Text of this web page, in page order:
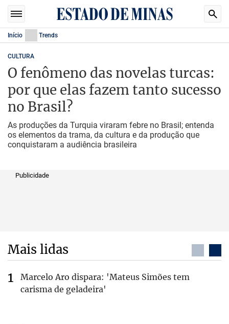
Início Trends
CULTURA
O fenômeno das novelas turcas:
por que elas fazem tanto sucesso
no Brasil?
As produções da Turquia viraram febre no Brasil; entenda
os elementos da trama, da cultura e da produção que
conquistaram a audiência brasileira
Publicidade
Mais lidas
Marcelo Aro dispara: 'Mateus Simões tem
carisma de geladeira'